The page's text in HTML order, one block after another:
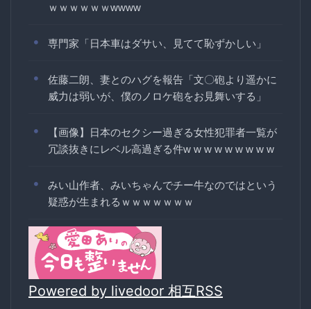
ｗｗｗｗｗｗwwww
専門家「日本車はダサい、見てて恥ずかしい」
佐藤二朗、妻とのハグを報告「文〇砲より遥かに
威力は弱いが、僕のノロケ砲をお見舞いする」
【画像】日本のセクシー過ぎる女性犯罪者一覧が
冗談抜きにレベル高過ぎる件w w w w w w w w w
みい山作者、みいちゃんでチー牛なのではという
疑惑が生まれるｗｗｗｗｗｗｗ
Powered by livedoor 相互RSS